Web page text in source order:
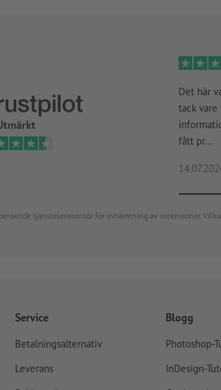
Det här
tack
fått pr...
tjänsteleverantör för inhämtning av recensioner.
Service
Betalningsalternativ
Leverans
Blogg
Photoshop-
InDesign-